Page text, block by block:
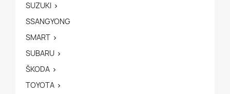
SUZUKI 
SSANGYONG
SMART 
SUBARU 
ŠKODA 
TOYOTA 